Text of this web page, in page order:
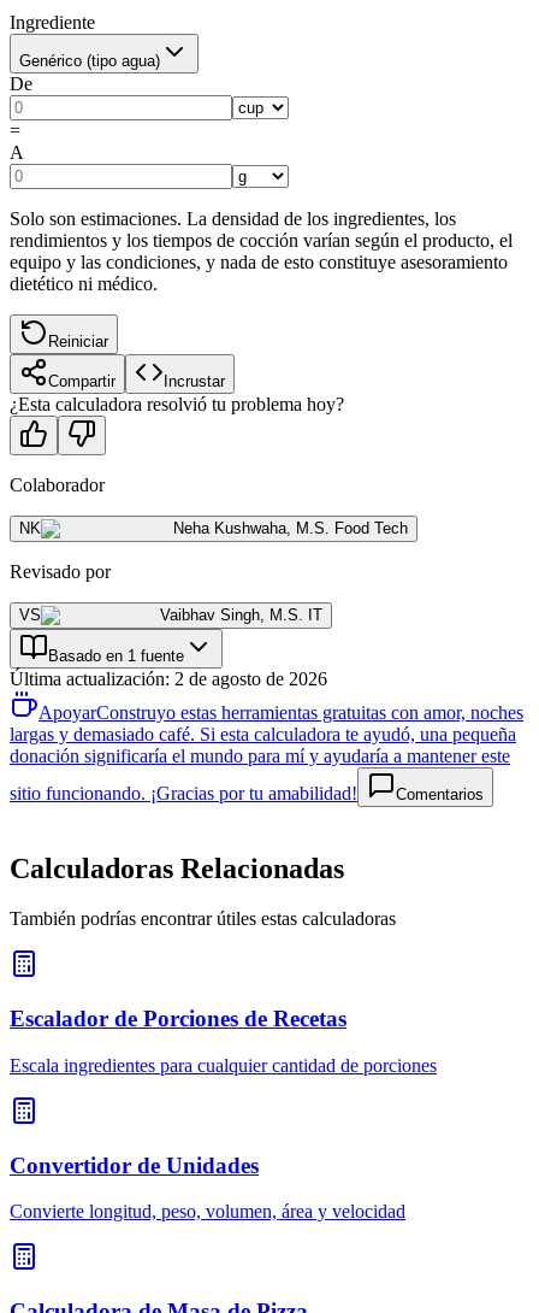
Ingrediente
Genérico (tipo agua)
De
=
A
Solo son estimaciones. La densidad de los ingredientes, los
rendimientos y los tiempos de cocción varían según el producto, el
equipo y las condiciones, y nada de esto constituye asesoramiento
dietético ni médico.
Reiniciar
Compartir Incrustar
¿Esta calculadora resolvió tu problema hoy?
Colaborador
NK Neha Kushwaha M.S. Food Tech
Revisado por
VS Vaibhav Singh M.S. IT
Basado en 1 fuente
Última actualización: 2 de agosto de 2026
ApoyarConstruyo estas herramientas gratuitas con amor, noches
largas y demasiado café. Si esta calculadora te ayudó, una pequeña
donación significaría el mundo para mí y ayudaría a mantener este
sitio funcionando. ¡Gracias por tu amabilidad!
Comentarios
Calculadoras Relacionadas
También podrías encontrar útiles estas calculadoras
Escalador de Porciones de Recetas
Escala ingredientes para cualquier cantidad de porciones
Convertidor de Unidades
Convierte longitud, peso, volumen, área y velocidad